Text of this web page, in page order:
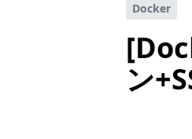
Docker
ン